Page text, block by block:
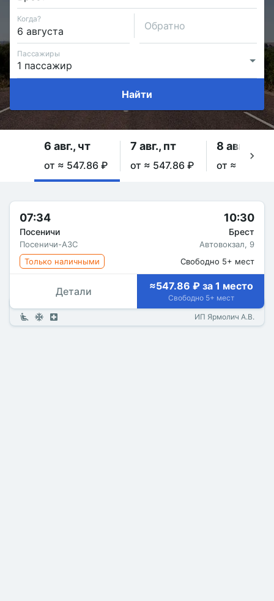
Когда?
Обратно
Пассажиры
Найти
6 авг., чт
от ≈ 547.86 ₽
7 авг., пт
от ≈ 547.86 ₽
8 авг., сб
от ≈ 547.86
07:34
Посеничи
Посеничи-АЗС
10:30
Брест
Автовокзал, 9
Только наличными
Свободно 5+ мест
Детали ≈547.86 ₽ за 1 место
Свободно 5+ мест
ИП Ярмолич А.В.